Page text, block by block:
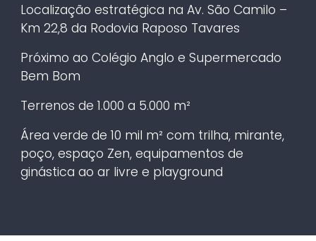
Localização estratégica na Av. São Camilo –
Km 22,8 da Rodovia Raposo Tavares
Próximo ao Colégio Anglo e Supermercado
Bem Bom
Terrenos de 1.000 a 5.000 m²
Área verde de 10 mil m² com trilha, mirante,
poço, espaço Zen, equipamentos de
ginástica ao ar livre e playground